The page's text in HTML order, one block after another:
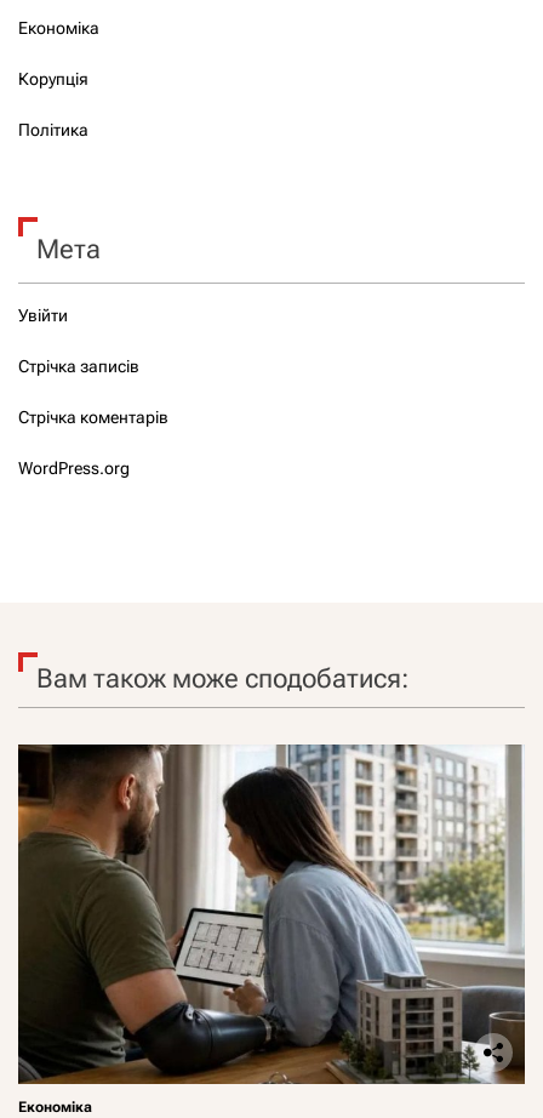
Економіка
Корупція
Політика
Мета
Увійти
Стрічка записів
Стрічка коментарів
WordPress.org
Вам також може сподобатися:
Економіка